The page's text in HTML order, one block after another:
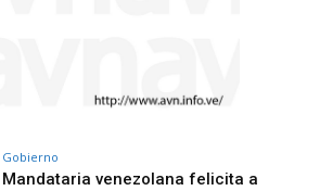
Gobierno
Mandataria venezolana felicita a